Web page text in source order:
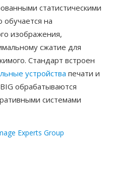
статистическими
на
изображения,
сжатие для
Стандарт встроен
устройства печати и
обрабатываются
системами
Experts Group